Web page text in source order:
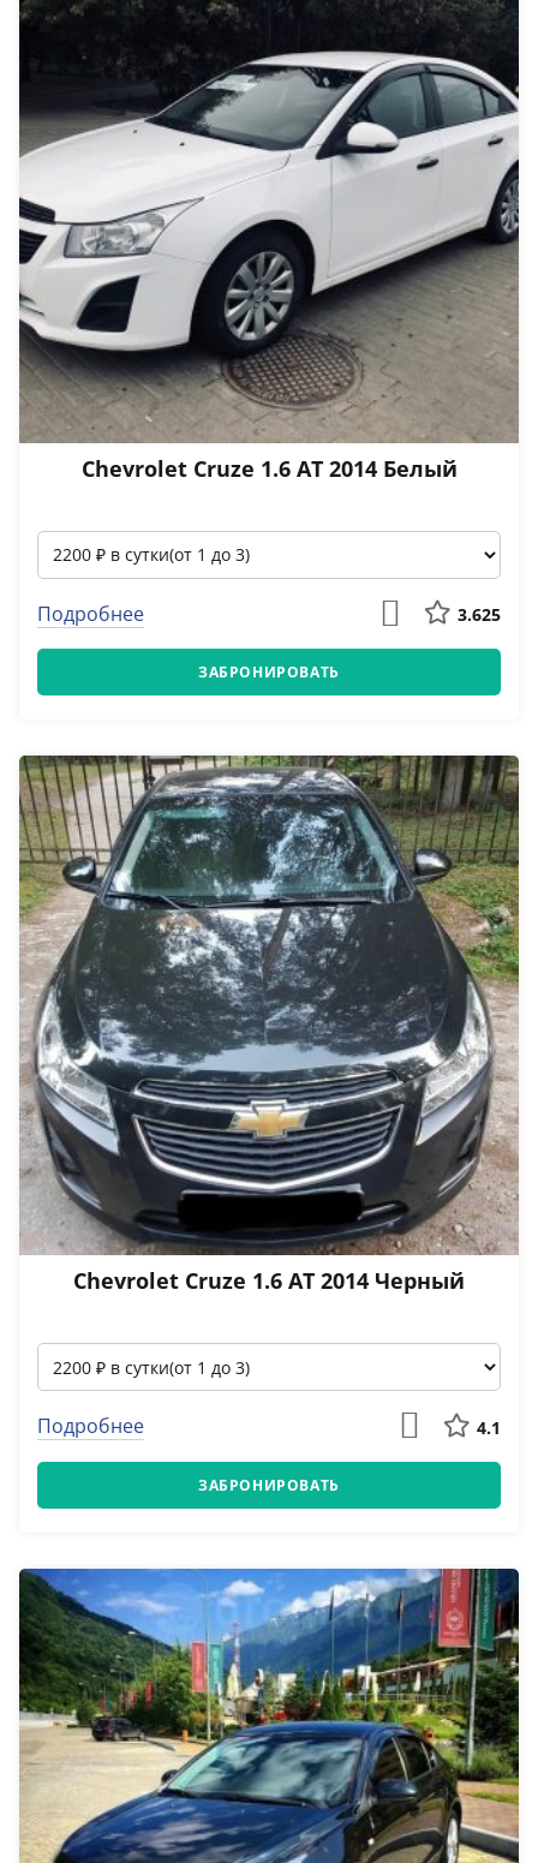
Chevrolet Cruze 1.6 АТ 2014 Белый
Подробнее 3.625
ЗАБРОНИРОВАТЬ
Chevrolet Cruze 1.6 АТ 2014 Черный
Подробнее 4.1
ЗАБРОНИРОВАТЬ